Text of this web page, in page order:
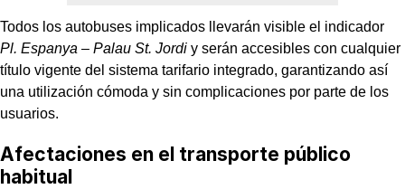
Todos los autobuses implicados llevarán visible el indicador
Pl. Espanya – Palau St. Jordi y serán accesibles con cualquier
título vigente del sistema tarifario integrado, garantizando así
una utilización cómoda y sin complicaciones por parte de los
usuarios.
Afectaciones en el transporte público
habitual